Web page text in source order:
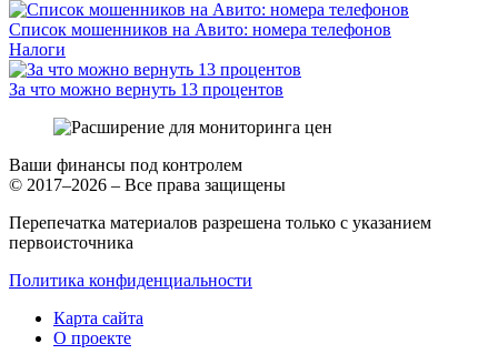
Список мошенников на Авито: номера телефонов
Налоги
За что можно вернуть 13 процентов
Ваши финансы под контролем
© 2017–2026 – Все права защищены
Перепечатка материалов разрешена только с указанием
первоисточника
Политика конфиденциальности
Карта сайта
О проекте